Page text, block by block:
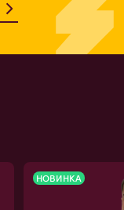
НОВИНКА